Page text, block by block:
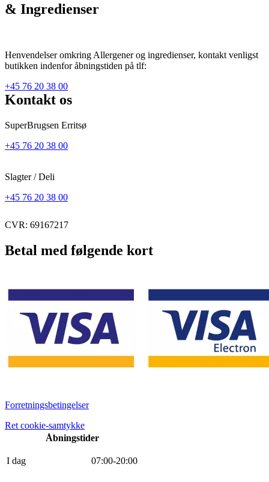
& Ingredienser
Henvendelser omkring Allergener og ingredienser, kontakt venligst
butikken indenfor åbningstiden på tlf:
+45 76 20 38 00
Kontakt os
SuperBrugsen Erritsø
+45 76 20 38 00
Slagter / Deli
+45 76 20 38 00
CVR: 69167217
Betal med følgende kort
Forretningsbetingelser
Ret cookie-samtykke
Åbningstider
I dag 07:00-20:00